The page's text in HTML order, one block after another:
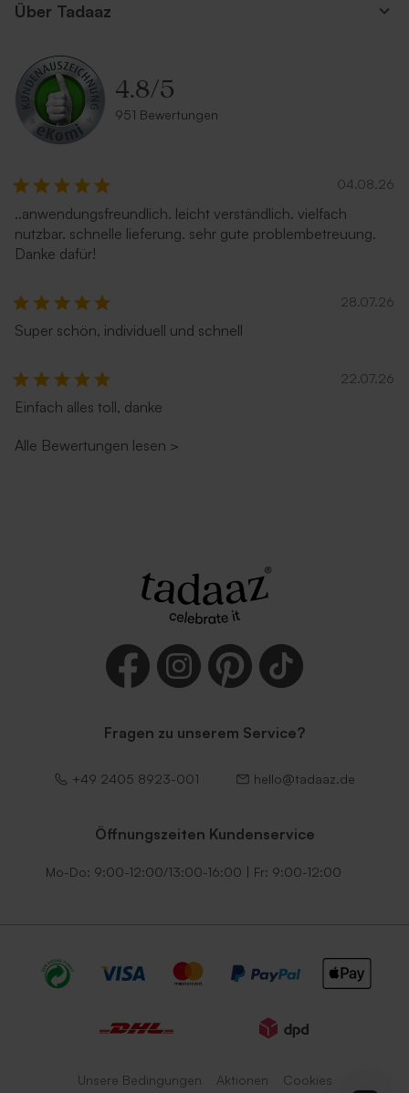
Über Tadaaz
4.8/5
951 Bewertungen
04.08.26
..anwendungsfreundlich. leicht verständlich. vielfach
nutzbar. schnelle lieferung. sehr gute problembetreuung.
Danke dafür!
28.07.26
Super schön, individuell und schnell
22.07.26
Einfach alles toll, danke
Alle Bewertungen lesen >
Fragen zu unserem Service?
+49 2405 8923-001 hello@tadaaz.de
Öffnungszeiten Kundenservice
Mo-Do: 9:00-12:00/13:00-16:00 | Fr: 9:00-12:00
Unsere Bedingungen Aktionen Cookies